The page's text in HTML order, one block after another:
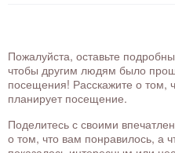
Пожалуйста, оставьте
чтобы другим людям было
посещения! Расскажите о том,
планирует посещение.
Поделитесь с своими
о том, что вам понравилось, а